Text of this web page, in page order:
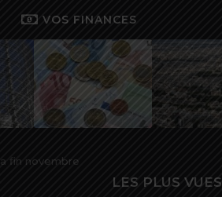
VOS FINANCES
fin novembre
LES PLUS VUES